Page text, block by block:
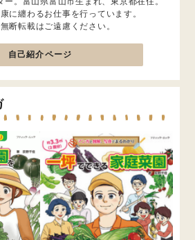
に纏わるお仕事を行っています。
断転載はご遠慮ください。
自己紹介ページ